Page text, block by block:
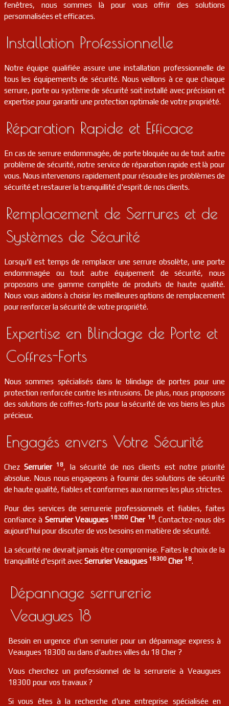
18140
serrurier
18 Henrichemont FR 18250
18 Concressault FR 18260
18 Vernais FR 18210
serrurier 18 Saint-amand-montrond FR 18200
serrurier 18 Morogues FR 18220
serrurier 18 Saint-priest-la-marche FR 18370
serrurier 18 Sagonne FR 18600
serrurier
serrurier 18 Châteauneuf-sur-cher FR
serrurier 18 Méry-sur-cher FR
18 Crézancy-en-sancerre FR 18300
serrurier 18 Venesmes FR 18190
serrurier 18 Bannegon FR 18210
serrurier 18 Saugy FR
serrurier 18 Garigny FR 18140
18 Chârost 18290
fenêtres, nous sommes là pour vous offrir des solutions
personnalisées et efficaces.
Installation Professionnelle
Notre équipe qualifiée assure une installation professionnelle de
tous les équipements de sécurité. Nous veillons à ce que chaque
serrure, porte ou système de sécurité soit installé avec précision et
expertise pour garantir une protection optimale de votre propriété.
Réparation Rapide et Efficace
En cas de serrure endommagée, de porte bloquée ou de tout autre
problème de sécurité, notre service de réparation rapide est là pour
vous. Nous intervenons rapidement pour résoudre les problèmes de
sécurité et restaurer la tranquillité d'esprit de nos clients.
Remplacement de Serrures et de
Systèmes de Sécurité
Lorsqu'il est temps de remplacer une serrure obsolète, une porte
endommagée ou tout autre équipement de sécurité, nous
proposons une gamme complète de produits de haute qualité.
Nous vous aidons à choisir les meilleures options de remplacement
pour renforcer la sécurité de votre propriété.
Expertise en Blindage de Porte et
Coffres-Forts
Nous sommes spécialisés dans le blindage de portes pour une
protection renforcée contre les intrusions. De plus, nous proposons
des solutions de coffres-forts pour la sécurité de vos biens les plus
précieux.
Engagés envers Votre Sécurité
ChezSerrurier18, la sécurité de nos clients est notre priorité
absolue. Nous nous engageons à fournir des solutions de sécurité
de haute qualité, fiables et conformes aux normes les plus strictes.
Pour des services de serrurerie professionnels et fiables, faites
confiance à Serrurier Veaugues 18300 Cher 18. Contactez-nous dès
aujourd'hui pour discuter de vos besoins en matière de sécurité.
La sécurité ne devrait jamais être compromise. Faites le choix de la
tranquillité d'esprit avecSerrurier Veaugues 18300 Cher18.
Dépannage serrurerie
Veaugues 18
Besoin en urgence d'un serrurier pour un dépannage express à
Veaugues 18300 ou dans d'autres villes du 18 Cher ?
Vous cherchez un professionnel de la serrurerie à Veaugues
18300 pour vos travaux ?
Si vous êtes à la recherche d'une entreprise spécialisée en